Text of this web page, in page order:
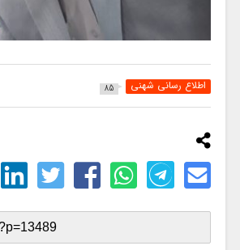
اطلاع رسانی شهنی 85